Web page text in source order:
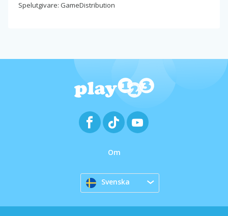
Spelutgivare: GameDistribution
Om
Svenska